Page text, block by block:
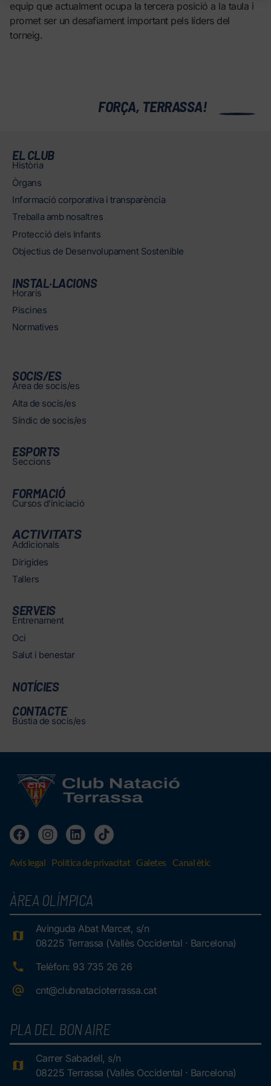
equip que actualment ocupa la tercera posició a la taula i
promet ser un desafiament important pels líders del
torneig.
FORÇA, TERRASSA!
EL CLUB
Història
Òrgans
Informació corporativa i transparència
Treballa amb nosaltres
Protecció dels Infants
Objectius de Desenvolupament Sostenible
INSTAL·LACIONS
Horaris
Piscines
Normatives
SOCIS/ES
Àrea de socis/es
Alta de socis/es
Síndic de socis/es
ESPORTS
Seccions
FORMACIÓ
Cursos d’iniciació
ACTIVITATS
Addicionals
Dirigides
Tallers
SERVEIS
Entrenament
Oci
Salut i benestar
NOTÍCIES
CONTACTE
Bústia de socis/es
Avís legal Política de privacitat Galetes Canal ètic
ÀREA OLÍMPICA
Avinguda Abat Marcet, s/n
08225 Terrassa (Vallès Occidental · Barcelona)
Telèfon: 93 735 26 26
cnt@clubnatacioterrassa.cat
PLA DEL BON AIRE
Carrer Sabadell, s/n
08225 Terrassa (Vallès Occidental · Barcelona)